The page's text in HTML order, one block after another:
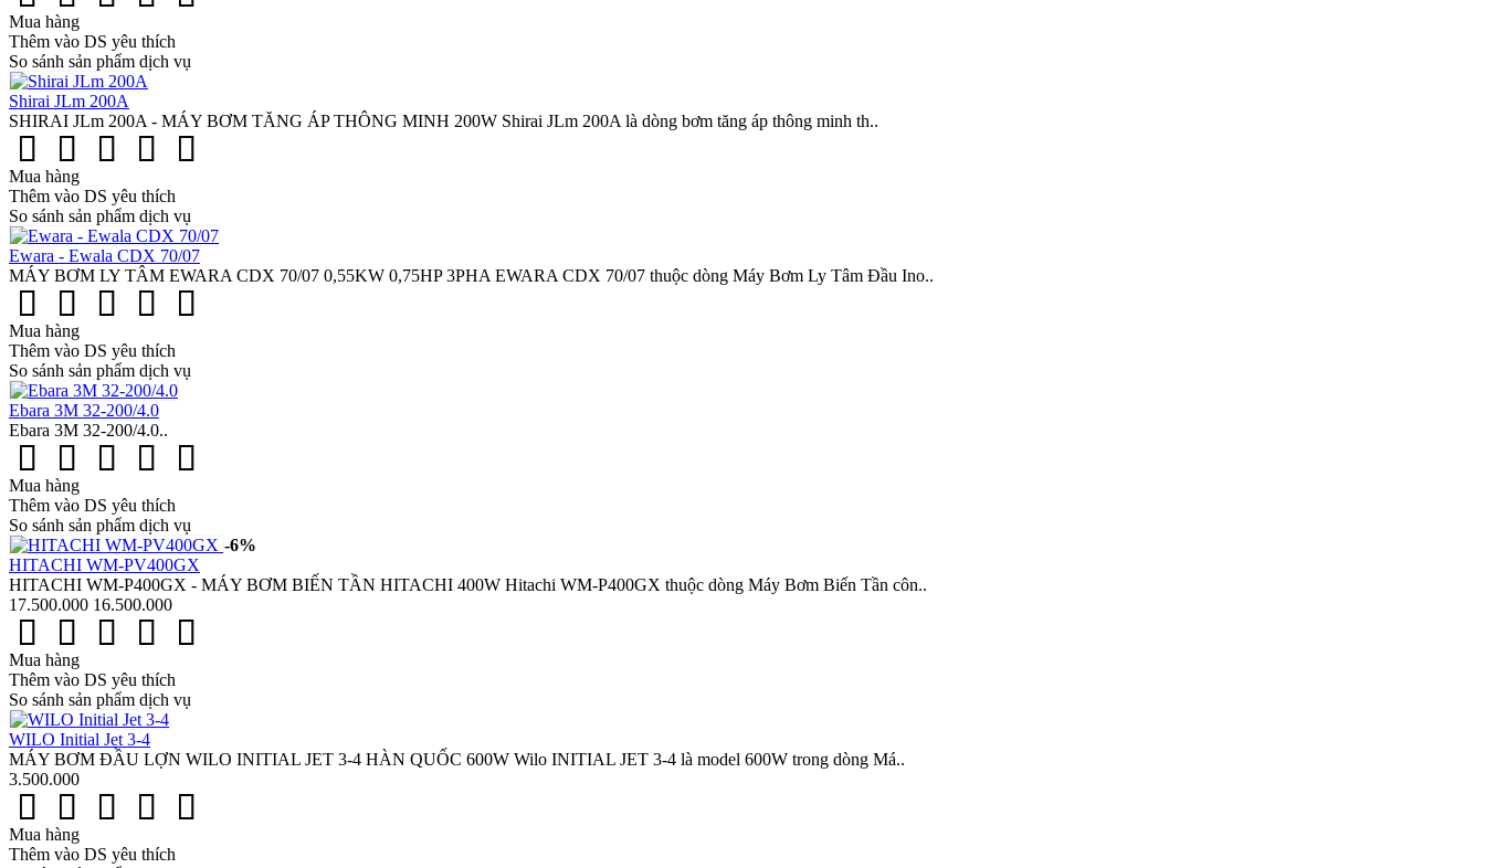
Mua hàng
Thêm vào DS yêu thích
So sánh sản phẩm dịch vụ
Shirai JLm 200A
SHIRAI JLm 200A - MÁY BƠM TĂNG ÁP THÔNG MINH 200W Shirai JLm 200A là dòng bơm tăng áp thông minh th..
Mua hàng
Thêm vào DS yêu thích
So sánh sản phẩm dịch vụ
Ewara - Ewala CDX 70/07
MÁY BƠM LY TÂM EWARA CDX 70/07 0,55KW 0,75HP 3PHA EWARA CDX 70/07 thuộc dòng Máy Bơm Ly Tâm Đầu Ino..
Mua hàng
Thêm vào DS yêu thích
So sánh sản phẩm dịch vụ
Ebara 3M 32-200/4.0
Ebara 3M 32-200/4.0..
Mua hàng
Thêm vào DS yêu thích
So sánh sản phẩm dịch vụ
-6%
HITACHI WM-PV400GX
HITACHI WM-P400GX - MÁY BƠM BIẾN TẦN HITACHI 400W Hitachi WM-P400GX thuộc dòng Máy Bơm Biến Tần côn..
17.500.000 16.500.000
Mua hàng
Thêm vào DS yêu thích
So sánh sản phẩm dịch vụ
WILO Initial Jet 3-4
MÁY BƠM ĐẦU LỢN WILO INITIAL JET 3-4 HÀN QUỐC 600W Wilo INITIAL JET 3-4 là model 600W trong dòng Má..
3.500.000
Mua hàng
Thêm vào DS yêu thích